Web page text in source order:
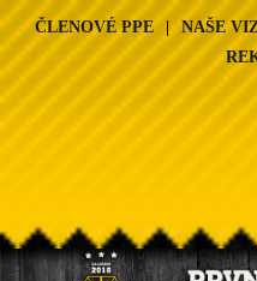
ČLENOVÉ PPE | NAŠE